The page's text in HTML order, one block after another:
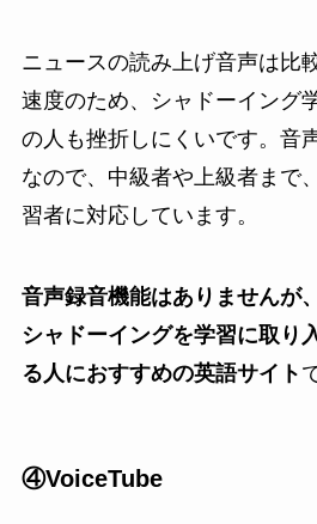
ニュースの読み上げ音声は比
速度のため、シャドーイング
の人も挫折しにくいです。音
なので、中級者や上級者まで
習者に対応しています。
音声録音機能はありませんが
シャドーイングを学習に取り
る人におすすめの英語サイト
④VoiceTube